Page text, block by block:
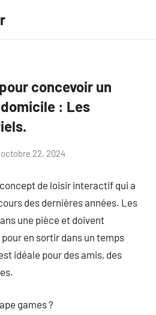
concevoir un
: Les
octobre 22, 2024
concept de loisir interactif qui a
des dernières années. Les
une pièce et doivent
en sortir dans un temps
idéale pour des amis, des
games ?